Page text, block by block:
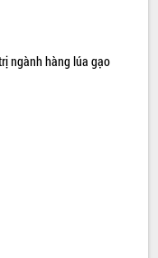
ngành hàng lúa gạo